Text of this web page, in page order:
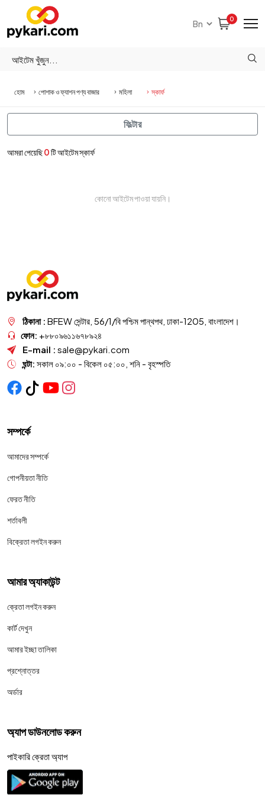
0
হোম পোশাক ও ফ্যাশন পণ্য বাজার মহিলা স্কার্ফ
আমরা পেয়েছি0টি আইটেম স্কার্ফ
কোনো আইটেম পাওয়া যায়নি।
ফিল্টার
ঠিকানা : BFEW সেন্টার, 56/1/বি পশ্চিম পান্থপথ, ঢাকা-1205, বাংলাদেশ।
ফোন: +৮৮০৯৬১১৬৭৮৯২৪
E-mail : sale@pykari.com
ঘন্টা: সকাল ০৯:০০ - বিকেল ০৫:০০, শনি - বৃহস্পতি
সম্পর্কে
আমাদের সম্পর্কে
গোপনীয়তা নীতি
ফেরত নীতি
শর্তাবলী
বিক্রেতা লগইন করুন
আমার অ্যাকাউন্ট
ক্রেতা লগইন করুন
কার্ট দেখুন
আমার ইচ্ছা তালিকা
প্রশ্নোত্তর
অর্ডার
অ্যাপ ডাউনলোড করুন
পাইকারি ক্রেতা অ্যাপ